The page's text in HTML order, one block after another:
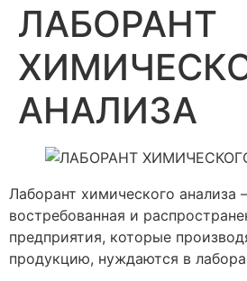
ЛАБОРАНТ
АНАЛИЗА
Лаборант химического анализа
востребованная и
предприятия, которые
продукцию, нуждаются в